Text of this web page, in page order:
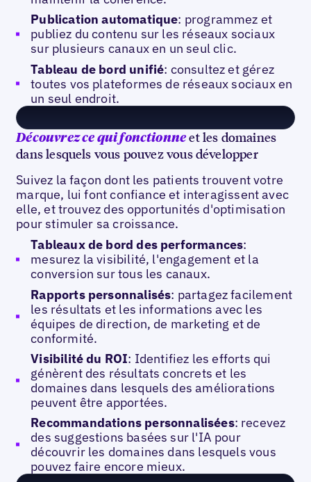
Publication automatique: programmez et
publiez du contenu sur les réseaux sociaux
sur plusieurs canaux en un seul clic.
Tableau de bord unifié: consultez et gérez
toutes vos plateformes de réseaux sociaux en
un seul endroit.
Découvrez ce qui fonctionne et les domaines
dans lesquels vous pouvez vous développer
Suivez la façon dont les patients trouvent votre
marque, lui font confiance et interagissent avec
elle, et trouvez des opportunités d'optimisation
pour stimuler sa croissance.
Tableaux de bord des performances:
mesurez la visibilité, l'engagement et la
conversion sur tous les canaux.
Rapports personnalisés: partagez facilement
les résultats et les informations avec les
équipes de direction, de marketing et de
conformité.
Visibilité du ROI: Identifiez les efforts qui
génèrent des résultats concrets et les
domaines dans lesquels des améliorations
peuvent être apportées.
Recommandations personnalisées: recevez
des suggestions basées sur l'IA pour
découvrir les domaines dans lesquels vous
pouvez faire encore mieux.